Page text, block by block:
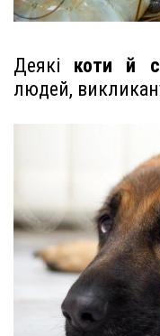
Деякі коти й
людей,